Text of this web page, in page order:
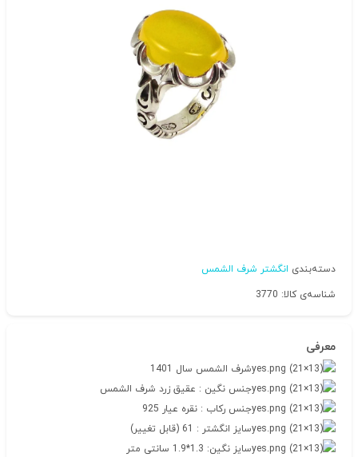
دسته‌بندی انگشتر شرف الشمس
شناسه‌ی کالا: 3770
معرفی
شرف الشمس سال 1401
جنس نگین : عقیق زرد شرف الشمس
جنس رکاب : نقره عیار 925
سایز انگشتر : 61 (قابل تغییر)
سایز نگین: 1.3*1.9 سانتی متر